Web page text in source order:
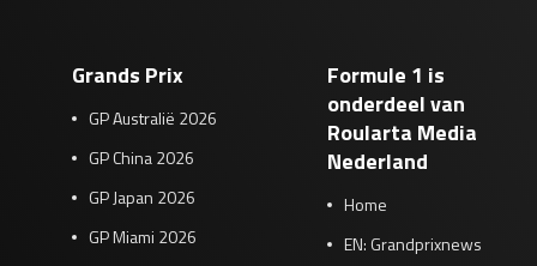
Grands Prix
GP Australië 2026
GP China 2026
GP Japan 2026
GP Miami 2026
Formule 1 is
onderdeel van
Roularta Media
Nederland
Home
EN: Grandprixnews